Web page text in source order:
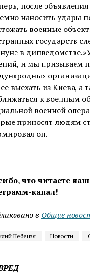
после
наносить удары
военные
государств
в
и мы призываем
выехать из Киева, а
к военным
военной
приносят людям
он.
что читаете
канал!
в Общие
Небензя Новости